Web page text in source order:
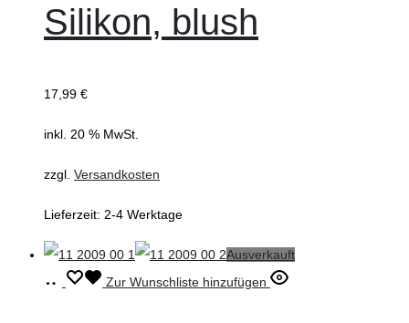
Silikon, blush
17,99 €
inkl. 20 % MwSt.
zzgl. Versandkosten
Lieferzeit: 2-4 Werktage
Ausverkauft
WeiterlesenZur Wunschliste hinzufügen